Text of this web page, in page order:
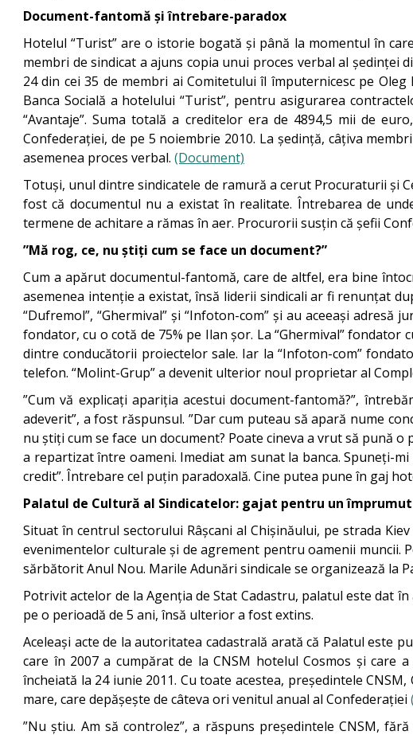
Document-fantomă și întrebare-paradox
Hotelul “Turist” are o istorie bogată și până la momentul în
membri de sindicat a ajuns copia unui proces verbal al ședinței
24 din cei 35 de membri ai Comitetului îl împuternicesc pe
Banca Socială a hotelului “Turist”, pentru asigurarea
“Avantaje”. Suma totală a creditelor era de 4894,5 mii de
Confederației, de pe 5 noiembrie 2010. La ședință, câțiva
asemenea proces verbal.(Document)
Totuși, unul dintre sindicatele de ramură a cerut Procuraturii și
fost că documentul nu a existat în realitate. Întrebarea de
termene de achitare a rămas în aer. Procurorii susțin că șefii
”Mă rog, ce, nu știți cum se face un document?”
Cum a apărut documentul-fantomă, care de altfel, era bine
asemenea intenție a existat, însă liderii sindicali ar fi renunțat
“Dufremol”, “Ghermival” și “Infoton-com” și au aceeași
fondator, cu o cotă de 75% pe Ilan șor. La “Ghermival”
dintre conducătorii proiectelor sale. Iar la “Infoton-com”
telefon. “Molint-Grup” a devenit ulterior noul proprietar al
”Cum vă explicați apariția acestui document-fantomă?”,
adeverit”, a fost răspunsul. ”Dar cum puteau să apară nume
nu știți cum se face un document? Poate cineva a vrut să pună
a repartizat între oameni. Imediat am sunat la banca. Spuneți-
credit”. Întrebare cel puțin paradoxală. Cine putea pune în gaj
Palatul de Cultură al Sindicatelor: gajat pentru un
Situat în centrul sectorului Râșcani al Chișinăului, pe strada
evenimentelor culturale și de agrement pentru oamenii muncii.
sărbătorit Anul Nou. Marile Adunări sindicale se organizează la
Potrivit actelor de la Agenția de Stat Cadastru, palatul este dat
pe o perioadă de 5 ani, însă ulterior a fost extins.
Aceleași acte de la autoritatea cadastrală arată că Palatul este
care în 2007 a cumpărat de la CNSM hotelul Cosmos și care
încheiată la 24 iunie 2011. Cu toate acestea, președintele
mare, care depășește de câteva ori venitul anual al Confederației
”Nu știu. Am să controlez”, a răspuns președintele CNSM,